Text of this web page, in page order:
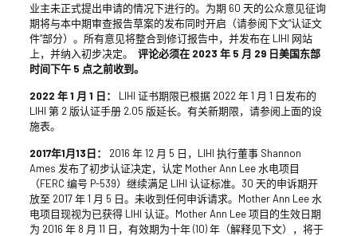
业主未正式提出申请的情况下进行的。为期 60 天的公众意见征询
期将与本中期审查报告草案的发布同时开启（请参阅下文“认证文
件”部分）。所有意见将整合到修订报告中，并发布在 LIHI 网站
上，并纳入初步决定。 评论必须在 2023 年 5 月 29 日美国东部
时间下午 5 点之前收到。
2022 年 1 月 1 日：
LIHI 证书期限已根据 2022 年 1 月 1 日发布的
LIHI 第 2 版认证手册 2.05 版延长。有关新期限，请参阅上面的设
施表。
2017年1月13日：
2016 年 12 月 5 日，LIHI 执行董事 Shannon
Ames 发布了初步认证决定，认定 Mother Ann Lee 水电项目
（FERC 编号 P-539）继续满足 LIHI 认证标准。30 天的申诉期开
放至 2017 年 1 月 5 日。未收到任何申诉请求。Mother Ann Lee 水
电项目现视为已获得 LIHI 认证。Mother Ann Lee 项目的生效日期
为 2016 年 8 月 11 日，有效期为十年 (10) 年（解释见下文），将于